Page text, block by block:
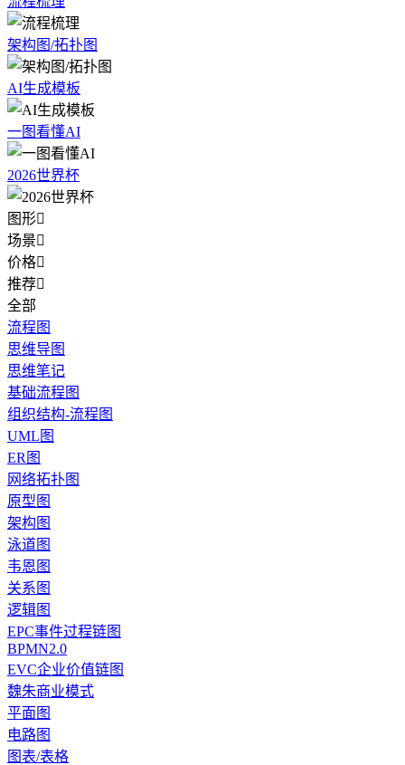
架构图/拓扑图
AI生成模板
一图看懂AI
2026世界杯
图形
场景
价格
推荐
全部
流程图
思维导图
思维笔记
基础流程图
组织结构-流程图
UML图
ER图
网络拓扑图
原型图
架构图
泳道图
韦恩图
关系图
逻辑图
EPC事件过程链图
BPMN2.0
EVC企业价值链图
魏朱商业模式
平面图
电路图
图表/表格